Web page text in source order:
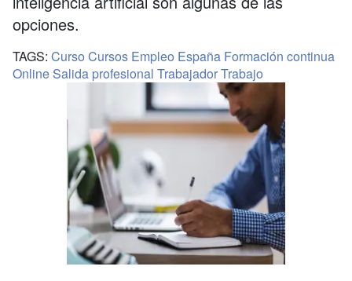
opciones.
TAGS: Curso Cursos Empleo España Formación continua
Online Salida profesional TrabajadorTrabajo